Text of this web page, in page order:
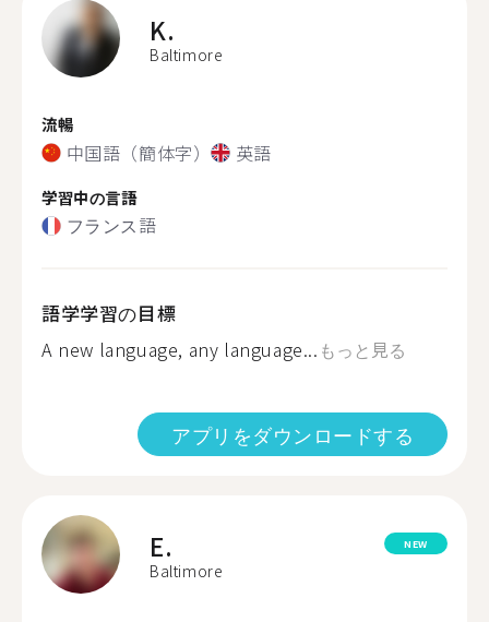
K.
Baltimore
流暢
中国語（簡体字） 英語
学習中の言語
フランス語
語学学習の目標
A new language, any language... もっと見る
アプリをダウンロードする
E.
Baltimore
NEW